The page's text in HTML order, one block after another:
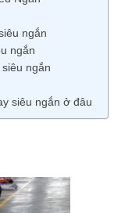
ngắn
ngắn
ngắn
siêu ngắn ở đâu